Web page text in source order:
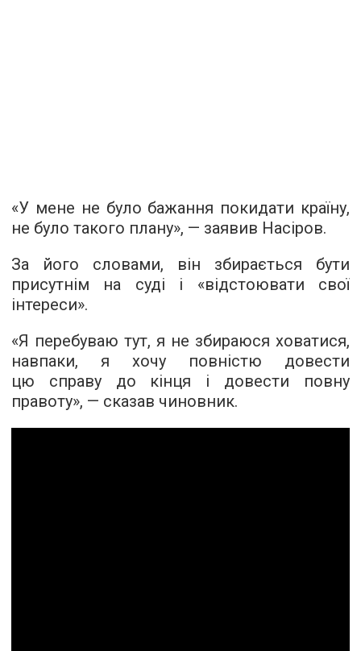
«У мене не було бажання покидати країну,
не було такого плану», — заявив Насіров.
За його словами, він збирається бути
присутнім на суді і «відстоювати свої
інтереси».
«Я перебуваю тут, я не збираюся ховатися,
навпаки, я хочу повністю довести
цю справу до кінця і довести повну
правоту», — сказав чиновник.